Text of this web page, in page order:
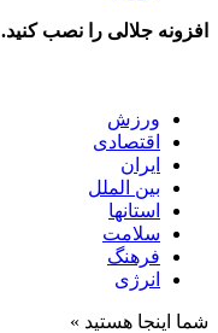
افزونه جلالی را نصب کنید.
ورزش
اقتصادی
ایران
بین الملل
استانها
سلامت
فرهنگ
انرژی
شما اینجا هستید »